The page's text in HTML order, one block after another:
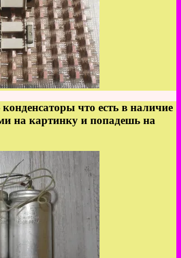
что есть в наличие
на картинку и попадешь на